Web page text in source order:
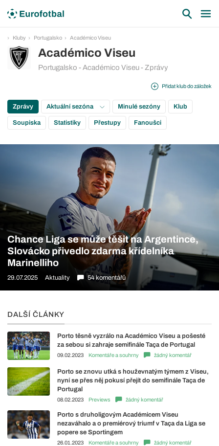
Kluby Portugalsko Académico Viseu
Académico Viseu
Portugalsko - Académico Viseu - Zprávy
Přidat klub do záložek
Zprávy Aktuální sezóna Minulé sezóny Klub
Soupiska Statistiky Přestupy Fanoušci
Chance Liga se může těšit na Argentince,
Slovácko přivedlo zdarma křídelníka
Marinelliho
29.07.2025 Aktuality 54 komentářů
DALŠÍ ČLÁNKY
Porto těsně vyzrálo na Académico Viseu a pošesté
za sebou si zahraje semifinále Taça de Portugal
09.02.2023 Komentáře a souhrny žádný komentář
Porto se znovu utká s houževnatým týmem z Viseu,
nyní se přes něj pokusí přejít do semifinále Taça de
Portugal
08.02.2023 Previews žádný komentář
Porto s druholigovým Académicem Viseu
nezaváhalo a o premiérový triumf v Taça da Liga se
popere se Sportingem
26.01.2023 Komentáře a souhrny žádný komentář